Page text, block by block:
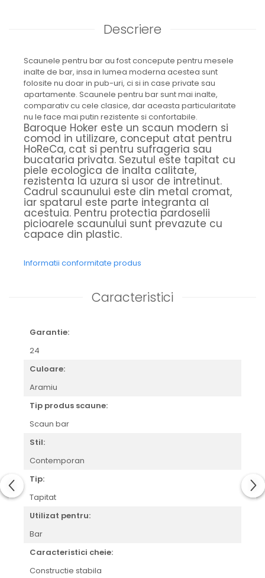
Descriere
Scaunele pentru bar au fost concepute pentru mesele
inalte de bar, insa in lumea moderna acestea sunt
folosite nu doar in pub-uri, ci si in case private sau
apartamente. Scaunele pentru bar sunt mai inalte,
comparativ cu cele clasice, dar aceasta particularitate
nu le face mai putin rezistente si confortabile.
Baroque Hoker este un scaun modern si
comod in utilizare, conceput atat pentru
HoReCa, cat si pentru sufrageria sau
bucataria privata. Sezutul este tapitat cu
piele ecologica de inalta calitate,
rezistenta la uzura si usor de intretinut.
Cadrul scaunului este din metal cromat,
iar spatarul este parte integranta al
acestuia. Pentru protectia pardoselii
picioarele scaunului sunt prevazute cu
capace din plastic.
Informatii conformitate produs
Caracteristici
Garantie:
24
Culoare:
Aramiu
Tip produs scaune:
Scaun bar
Stil:
Contemporan
Tip:
Tapitat
Utilizat pentru:
Bar
Caracteristici cheie:
Constructie stabila